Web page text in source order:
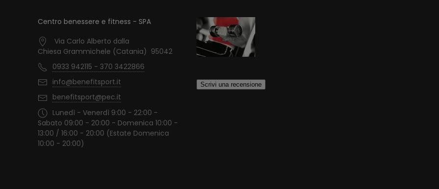
Centro benessere e fitness - SPA
Via Carlo Alberto dalla
Chiesa Grammichele (Catania) 95042
0933 942115 - 370 3422866
info@benefitsport.it
benefitsport@pec.it
Lunedì - Venerdì 9:00 - 22:00 -
Sabato 09:00 - 20:00 - Domenica 10:00 -
13:00 / 16:00 - 20:00 (Estate Domenica
10:00 - 20:00)